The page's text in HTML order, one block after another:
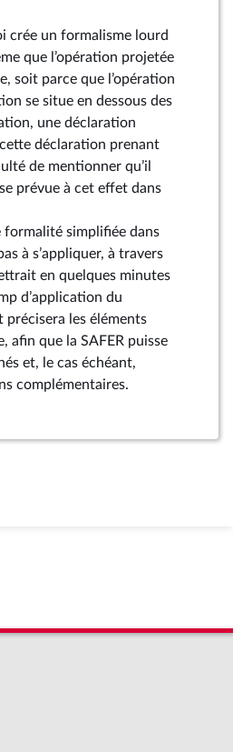
crée un formalisme lourd
que l’opération projetée
soit parce que l’opération
se situe en dessous des
une déclaration
déclaration prenant
de mentionner qu’il
prévue à cet effet dans
formalité simplifiée dans
à s’appliquer, à travers
en quelques minutes
d’application du
précisera les éléments
afin que la SAFER puisse
et, le cas échéant,
complémentaires.